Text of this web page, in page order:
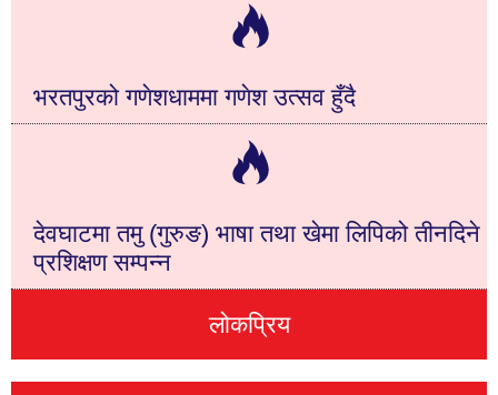
लोकप्रिय
भरतपुरको गणेशधाममा गणेश उत्सव हुँदै
देवघाटमा तमु (गुरुङ) भाषा तथा खेमा लिपिको तीनदिने
प्रशिक्षण सम्पन्न